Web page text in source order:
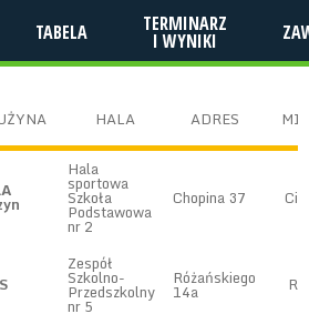
TABELA TERMINARZ
I WYNIKI
HALA ADRES
Hala
sportowa
Szkoła
Podstawowa
nr 2
Chopina 37
Zespół
Szkolno-
Przedszkolny
nr 5
Różańskiego
14a